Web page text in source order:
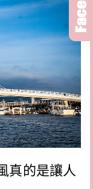
真的是讓人